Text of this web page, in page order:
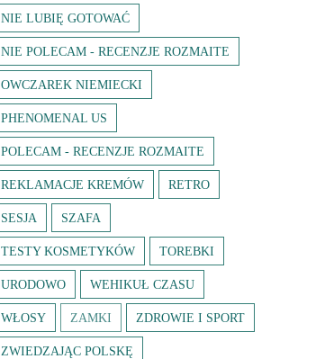
NIE LUBIĘ GOTOWAĆ
NIE POLECAM - RECENZJE ROZMAITE
OWCZAREK NIEMIECKI
PHENOMENAL US
POLECAM - RECENZJE ROZMAITE
REKLAMACJE KREMÓW RETRO
SESJA SZAFA
TESTY KOSMETYKÓW TOREBKI
URODOWO WEHIKUŁ CZASU
WŁOSY ZAMKI ZDROWIE I SPORT
ZWIEDZAJĄC POLSKĘ